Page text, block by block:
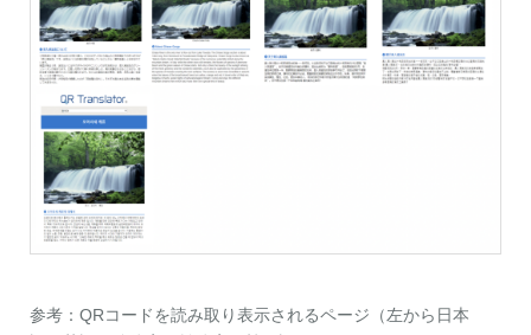
参考：QRコードを読み取り表示されるページ（左から日本